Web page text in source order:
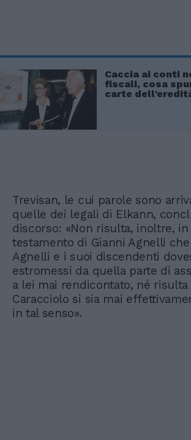
Caccia ai conti
fiscali, cosa
carte
Trevisan, le cui parole sono
quelle dei legali di Elkann,
discorso: «Non risulta, inoltre,
testamento di Gianni Agnelli
Agnelli e i suoi discendenti
estromessi da quella parte di
a lei mai rendicontato, né
Caracciolo si sia mai
in tal senso».